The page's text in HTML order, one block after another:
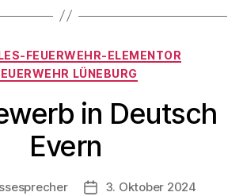
FEUERWEHR-ELEMENTOR
LÜNEBURG
in Deutsch
Evern
3. Oktober 2024